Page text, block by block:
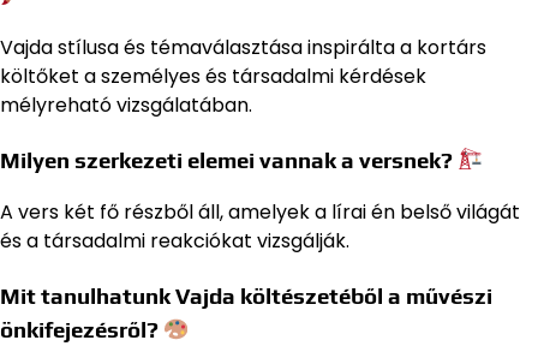
Vajda stílusa és témaválasztása inspirálta a kortárs
költőket a személyes és társadalmi kérdések
mélyreható vizsgálatában.
Milyen szerkezeti elemei vannak a versnek?
A vers két fő részből áll, amelyek a lírai én belső világát
és a társadalmi reakciókat vizsgálják.
Mit tanulhatunk Vajda költészetéből a művészi
önkifejezésről?